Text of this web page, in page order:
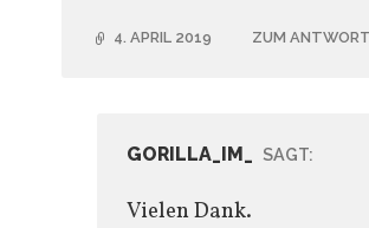
4. APRIL 2019 ZUM
GORILLA_IM_ SAGT:
Vielen Dank.